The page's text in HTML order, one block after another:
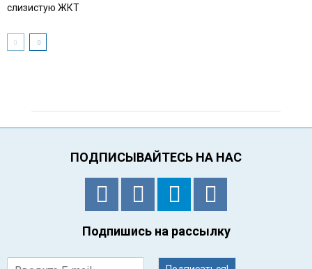
слизистую ЖКТ
ПОДПИСЫВАЙТЕСЬ НА НАС
Подпишись на рассылку